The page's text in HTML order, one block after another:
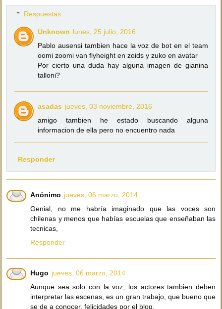
Respuestas
Unknown lunes, 25 julio, 2016
Pablo ausensi tambien hace la voz de bot en el team
oomi zoomi van flyheight en zoids y zuko en avatar
Por cierto una duda hay alguna imagen de gianina
talloni?
asadas jueves, 03 noviembre, 2016
amigo tambien he estado buscando alguna
informacion de ella pero no encuentro nada
Responder
Anónimo jueves, 06 marzo, 2014
Genial, no me habría imaginado que las voces son
chilenas y menos que habías escuelas que enseñaban las
tecnicas,
Responder
Hugo jueves, 06 marzo, 2014
Aunque sea solo con la voz, los actores tambien deben
interpretar las escenas, es un gran trabajo, que bueno que
se de a conocer, felicidades por el blog.